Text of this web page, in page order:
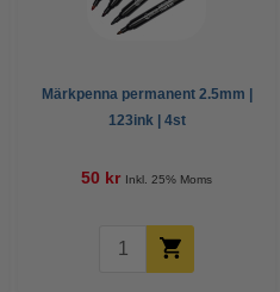
Märkpenna permanent 2.5mm |
123ink | 4st
50 kr Inkl. 25% Moms